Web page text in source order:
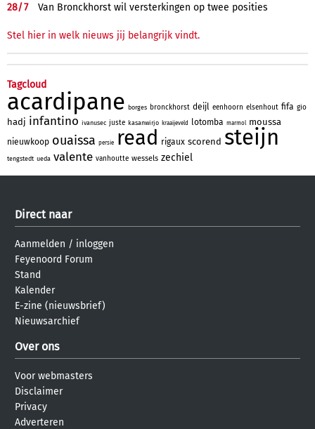
28/7 Van Bronckhorst wil versterkingen op twee posities
Stel hier in welk nieuws jij belangrijk vindt.
Tagcloud
acardipane borges bronckhorst deijl eenhoorn elsenhout fifa gio
hadj infantino ivanusec juste kasanwirjo kraaijeveld lotomba marmol moussa
nieuwkoop ouaissa persie read rigaux scorend steijn
tengstedt ueda valente vanhoutte wessels zechiel
Direct naar
Aanmelden / inloggen
Feyenoord Forum
Stand
Kalender
E-zine (nieuwsbrief)
Nieuwsarchief
Over ons
Voor webmasters
Disclaimer
Privacy
Adverteren